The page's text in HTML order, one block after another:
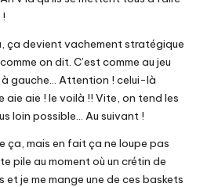
ça devient vachement stratégique
on dit. C’est comme au jeu
gauche… Attention ! celui-là
aie aie ! le voilà !! Vite, on tend les
loin possible… Au suivant !
ça, mais en fait ça ne loupe pas
pile au moment où un crétin de
et je me mange une de ces baskets